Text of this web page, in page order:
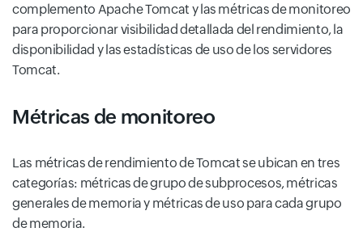
complemento Apache Tomcat y las métricas de monitoreo
para proporcionar visibilidad detallada del rendimiento, la
disponibilidad y las estadísticas de uso de los servidores
Tomcat.
Métricas de monitoreo
Las métricas de rendimiento de Tomcat se ubican en tres
categorías: métricas de grupo de subprocesos, métricas
generales de memoria y métricas de uso para cada grupo
de memoria.